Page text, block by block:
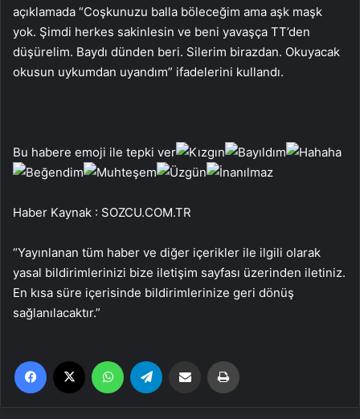
açıklamada “Coşkunuzu balla böleceğim ama aşk maşk
yok. Şimdi herkes sakinlesin ve beni yavaşça TT’den
düşürelim. Baydı dünden beri. Silerim birazdan. Okuyacak
okusun uykumdan uyandım” ifadelerini kullandı.
Bu habere emoji ile tepki ver
Haber Kaynak : SOZCU.COM.TR
“Yayınlanan tüm haber ve diğer içerikler ile ilgili olarak
yasal bildirimlerinizi bize iletişim sayfası üzerinden iletiniz.
En kısa süre içerisinde bildirimlerinize geri dönüş
sağlanılacaktır.”
Facebook WhatsApp Email'den paylaş